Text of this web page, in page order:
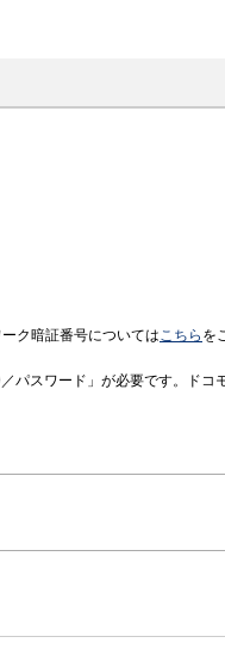
ク暗証番号についてはこちら を
パスワード」が必要です。ドコ